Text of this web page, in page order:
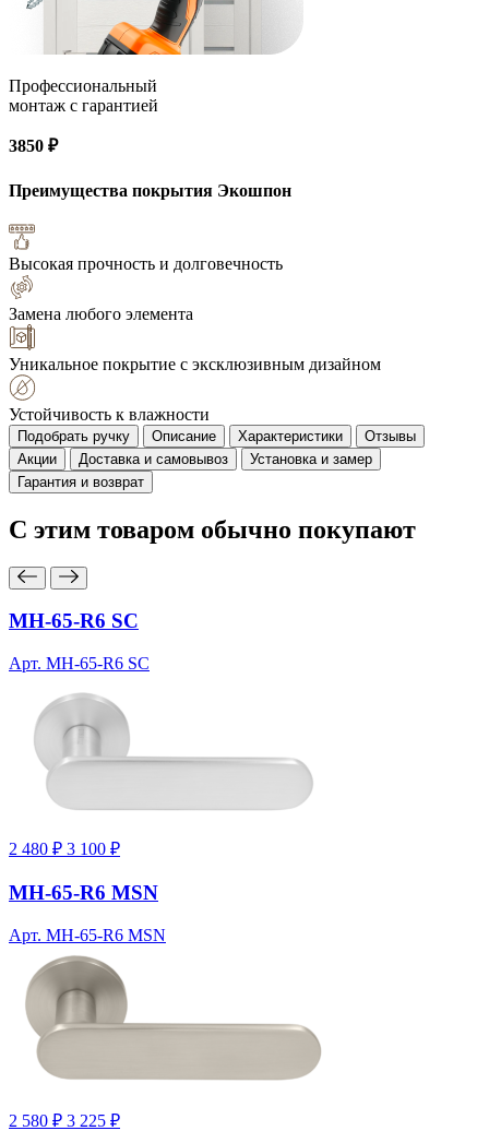
Профессиональный
монтаж с гарантией
3850 ₽
Преимущества покрытия Экошпон
Высокая прочность и долговечность
Замена любого элемента
Уникальное покрытие с эксклюзивным дизайном
Устойчивость к влажности
Подобрать ручку Описание Характеристики
Отзывы
Акции
Доставка и самовывоз
Установка и замер
Гарантия и возврат
С этим товаром обычно покупают
MH-65-R6 SC
Арт. MH-65-R6 SC
2 480 ₽ 3 100 ₽
MH-65-R6 MSN
Арт. MH-65-R6 MSN
2 580 ₽ 3 225 ₽